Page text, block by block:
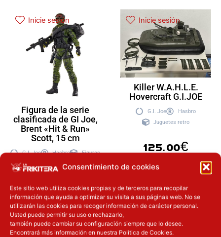
Consentimiento de cookies
Este sitio web utiliza cookies propias y de terceros para recopilar
información que ayuda a optimizar su visita a sus páginas web. No se
utilizarán las cookies para recoger información de carácter personal.
Usted puede permitir su uso o rechazarlo,
también puede cambiar su configuración siempre que lo desee.
Encontrará más información en nuestra Política de Cookies.
Inicie sesión
Figura de la serie
clasificada de GI Joe,
Brent «Hit & Run»
Scott, 15 cm
G.I. Joe Hasbro Figuras
29.90
Añadir a la
cesta
Inicie sesión
Killer W.A.H.L.E.
Hovercraft G.I.JOE
G.I. Joe
Hasbro
Juguetes retro
125.00€
Añadir a
la cesta